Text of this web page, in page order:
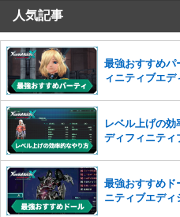
コメントの削除を申請する
せていただきます。ご了承く
※一度削除したコメントは復
さい。
また、過度な利用規約の違反や、弊
った場合は、法的措置をとらせてい
かじめご理解くださいませ。
人気記事
最強おすすめパ
ィニティブエデ
レベル上げの
ディフィニティ
最強おすすめド
ニティブエディ